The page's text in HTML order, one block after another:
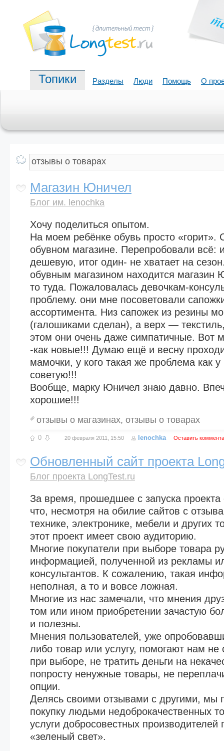
Топики Разделы Люди Помощь О
Магазин Юничел
Блог им. lenochka
Хочу поделиться опытом.
На моем ребёнке обувь просто «горит».
обувном магазине. Перепробовали всё:
дешевую, итог один- не хватает на
обувным магазином находится магазин
то туда. Пожаловалась девочкам-
проблему. они мне посоветовали
ассортимента. Низ сапожек из резины
(галошиками сделан), а верх —
этом они очень даже симпатичные. Вот
-как новые!!! Думаю ещё и весну
мамочки, у кого такая же проблема как
советую!!!
Вообще, марку Юничел знаю давно.
хорошие!!!
отзывы о магазинах, отзывы о товарах
0 20 февраля 2011, 15:50 lenochka Оставить
Обновленный сайт проекта
Блог проекта LongTest.ru
За время, прошедшее с запуска проекта
что, несмотря на обилие сайтов с
технике, электронике, мебели и других
этот проект имеет свою аудиторию.
Многие покупатели при выборе товара
информацией, полученной из рекламы
консультантов. К сожалению, такая
неполная, а то и вовсе ложная.
Многие из нас замечали, что мнения
том или ином приобретении зачастую
и полезны.
Мнения пользователей, уже
либо товар или услугу, помогают нам не
при выборе, не тратить деньги на
попросту ненужные товары, не
опции.
Делясь своими отзывами с другими, мы
покупку людьми недоброкачественных
услуги добросовестных производителей
«зеленый свет».